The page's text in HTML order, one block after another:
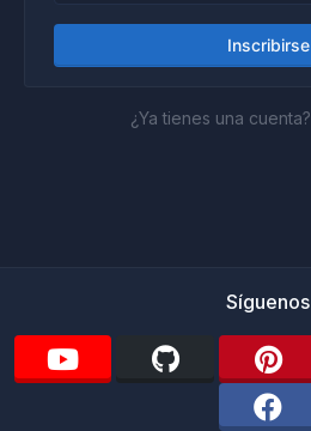
Inscribirse
¿Ya tienes una cuenta?
Síguenos